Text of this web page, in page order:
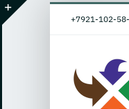
Skip
to
+7921-102-